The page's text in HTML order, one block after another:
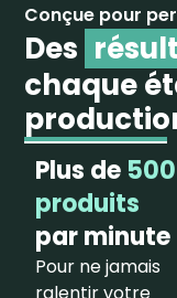
Conçue pour
Des
chaque
Plus de 500
produits
par minute
Pour ne jamais